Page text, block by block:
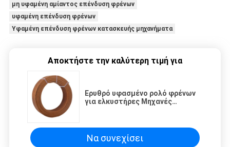
μη υφαμένη αμίαντος επένδυση φρένων
υφαμένη επένδυση φρένων
Υφαμένη επένδυση φρένων κατασκευής μηχανήματα
Αποκτήστε την καλύτερη τιμή για
Ερυθρό υφασμένο ρολό φρένων
για ελκυστήρες Μηχανές
Να συνεχίσει